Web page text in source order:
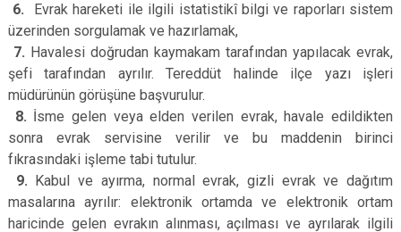
6. Evrak hareketi ile ilgili istatistikî bilgi ve raporları sistem
üzerinden sorgulamak ve hazırlamak,
7. Havalesi doğrudan kaymakam tarafından yapılacak evrak,
şefi tarafından ayrılır. Tereddüt halinde ilçe yazı işleri
müdürünün görüşüne başvurulur.
8. İsme gelen veya elden verilen evrak, havale edildikten
sonra evrak servisine verilir ve bu maddenin birinci
fıkrasındaki işleme tabi tutulur.
9. Kabul ve ayırma, normal evrak, gizli evrak ve dağıtım
masalarına ayrılır: elektronik ortamda ve elektronik ortam
haricinde gelen evrakın alınması, açılması ve ayrılarak ilgili